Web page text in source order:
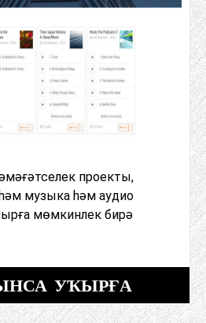
проекты,
музыка һәм аудио
мөмкинлек бирә
УҠЫРҒА